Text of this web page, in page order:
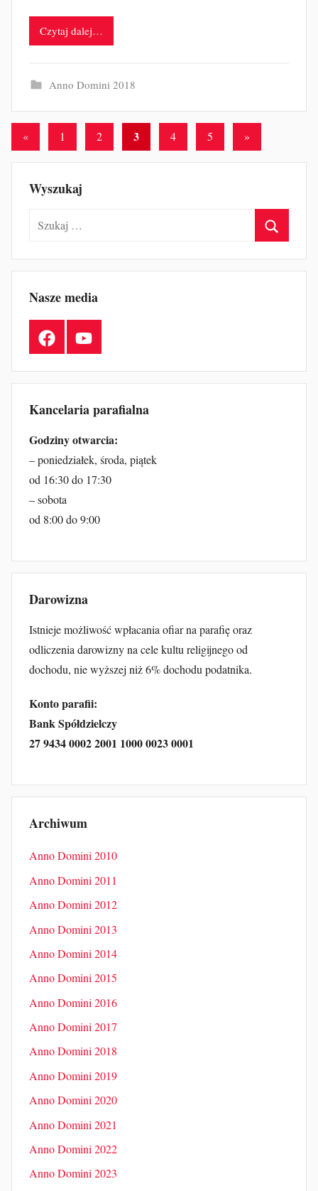
Czytaj dalej…
Anno Domini 2018
Stronicowanie
wpisów
«Poprzednie
wpisy
1 2 3 4 5
Następne
wpisy
»
Wyszukaj
Szukaj:
Nasze media
FacebookYouTube
Kancelaria parafialna
Godziny otwarcia:
– poniedziałek, środa, piątek
od 16:30 do 17:30
– sobota
od 8:00 do 9:00
Darowizna
Istnieje możliwość wpłacania ofiar na parafię oraz
odliczenia darowizny na cele kultu religijnego od
dochodu, nie wyższej niż 6% dochodu podatnika.
Konto parafii:
Bank Spółdzielczy
27 9434 0002 2001 1000 0023 0001
Archiwum
Anno Domini 2010
Anno Domini 2011
Anno Domini 2012
Anno Domini 2013
Anno Domini 2014
Anno Domini 2015
Anno Domini 2016
Anno Domini 2017
Anno Domini 2018
Anno Domini 2019
Anno Domini 2020
Anno Domini 2021
Anno Domini 2022
Anno Domini 2023